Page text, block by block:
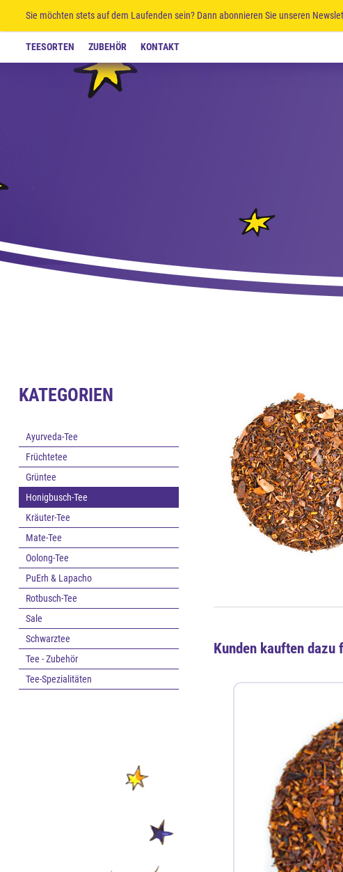
Sie möchten stets auf dem Laufenden sein? Dann abonnieren Sie unseren
TEESORTEN ZUBEHÖR KONTAKT
KATEGORIEN
Ayurveda-Tee
Früchtetee
Grüntee
Honigbusch-Tee
Kräuter-Tee
Mate-Tee
Oolong-Tee
PuErh & Lapacho
Rotbusch-Tee
Sale
Schwarztee
Tee - Zubehör
Tee-Spezialitäten
Kunden kauften dazu